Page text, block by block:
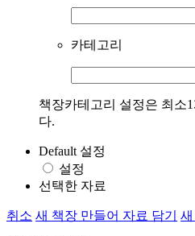
카테고리
책장카테고리 설정은 최소
다.
Default 설정
설정
선택한 자료
취소 새 책장 만들어 자료 담기